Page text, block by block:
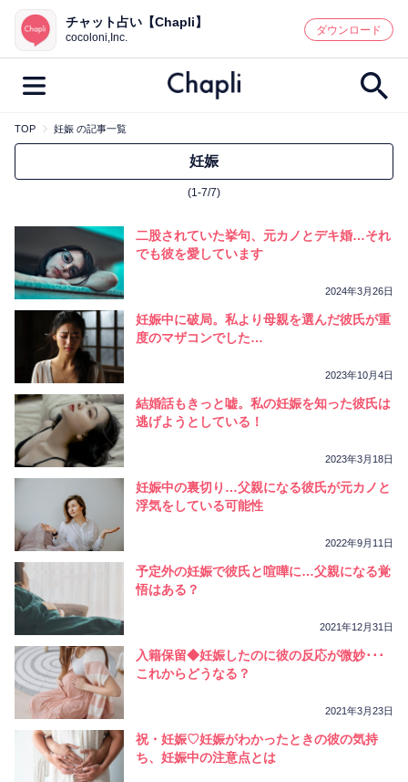
鑑定記事・占い師検索
最新記事一覧
カテゴリー別
鑑定
キーワード別
彼の気持ち 恋の行方 時期
今週の運勢
相性 復縁 連絡
チャット占い【Chapli】
cocoloni,Inc.
ダウンロード
TOP 妊娠 の記事一覧
妊娠
(1-7/7)
二股されていた挙句、元カノとデキ婚…それ
でも彼を愛しています
2024年3月26日
妊娠中に破局。私より母親を選んだ彼氏が重
度のマザコンでした…
2023年10月4日
結婚話もきっと嘘。私の妊娠を知った彼氏は
逃げようとしている！
2023年3月18日
妊娠中の裏切り…父親になる彼氏が元カノと
浮気をしている可能性
2022年9月11日
予定外の妊娠で彼氏と喧嘩に…父親になる覚
悟はある？
2021年12月31日
入籍保留◆妊娠したのに彼の反応が微妙･･･
これからどうなる？
2021年3月23日
祝・妊娠♡妊娠がわかったときの彼の気持
ち、妊娠中の注意点とは